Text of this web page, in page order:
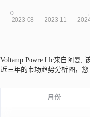
Voltamp Powre Llc来自阿曼,
近三年的市场趋势分析图，
月份